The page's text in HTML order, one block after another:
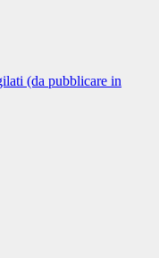
(da pubblicare in